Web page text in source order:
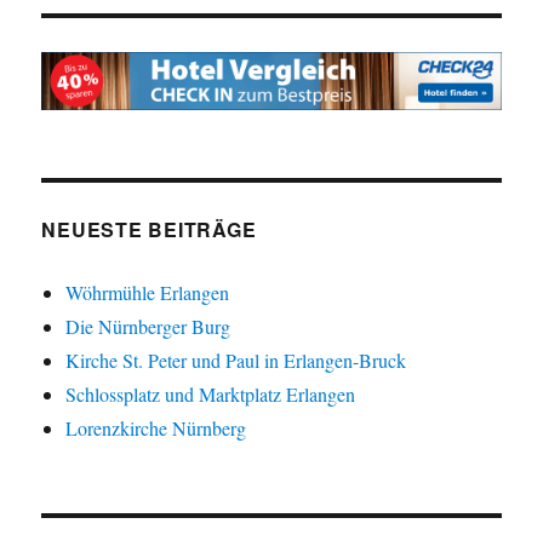
NEUESTE BEITRÄGE
Wöhrmühle Erlangen
Die Nürnberger Burg
Kirche St. Peter und Paul in Erlangen-Bruck
Schlossplatz und Marktplatz Erlangen
Lorenzkirche Nürnberg